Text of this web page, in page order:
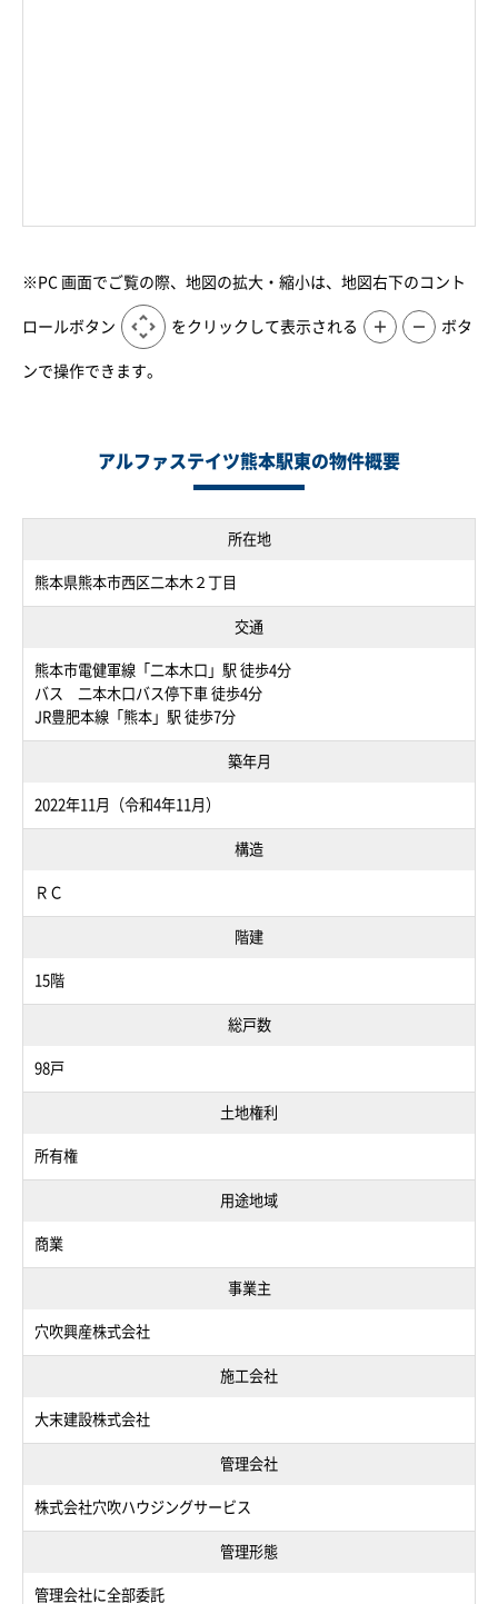
※PC 画面でご覧の際、地図の拡大・縮小は、地図右下のコント
ロールボタン をクリックして表示される ＋ － ボタ
ンで操作できます。
アルファステイツ熊本駅東の物件概要
所在地
熊本県熊本市西区二本木２丁目
交通
熊本市電健軍線「二本木口」駅 徒歩4分
バス 二本木口バス停下車 徒歩4分
JR豊肥本線「熊本」駅 徒歩7分
築年月
2022年11月（令和4年11月）
構造
ＲＣ
階建
15階
総戸数
98戸
土地権利
所有権
用途地域
商業
事業主
穴吹興産株式会社
施工会社
大末建設株式会社
管理会社
株式会社穴吹ハウジングサービス
管理形態
管理会社に全部委託